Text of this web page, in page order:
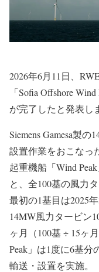
2026年6月11日、
「Sofia Offshore
が完了したと発表し
Siemens Gamesa製の
設置作業をおこなっ
起重機船「Wind
と、全100基の風力
最初の1基目は2025
14MW風力タービン
ヶ月（100基 ÷ 15ヶ
Peak」は1度に6基
輸送・設置を実施。